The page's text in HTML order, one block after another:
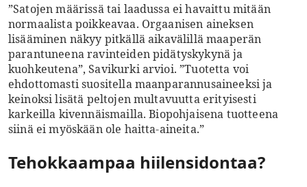
”Satojen määrissä tai laadussa ei havaittu mitään
normaalista poikkeavaa. Orgaanisen aineksen
lisääminen näkyy pitkällä aikavälillä maaperän
parantuneena ravinteiden pidätyskykynä ja
kuohkeutena”, Savikurki arvioi. ”Tuotetta voi
ehdottomasti suositella maanparannusaineeksi ja
keinoksi lisätä peltojen multavuutta erityisesti
karkeilla kivennäismailla. Biopohjaisena tuotteena
siinä ei myöskään ole haitta-aineita.”
Tehokkaampaa hiilensidontaa?